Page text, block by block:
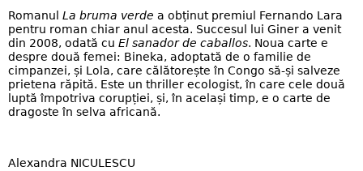
Romanul La bruma verde a obținut premiul Fernando Lara
pentru roman chiar anul acesta. Succesul lui Giner a venit
din 2008, odată cu El sanador de caballos. Noua carte e
despre două femei: Bineka, adoptată de o familie de
cimpanzei, și Lola, care călătorește în Congo să-și salveze
prietena răpită. Este un thriller ecologist, în care cele două
luptă împotriva corupției, și, în același timp, e o carte de
dragoste în selva africană.
Alexandra NICULESCU